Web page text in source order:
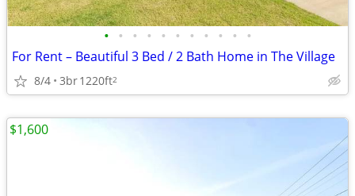
• • • • • • • • • • •
For Rent – Beautiful 3 Bed / 2 Bath Home in The Village
8/4 3br1220ft2
$1,600